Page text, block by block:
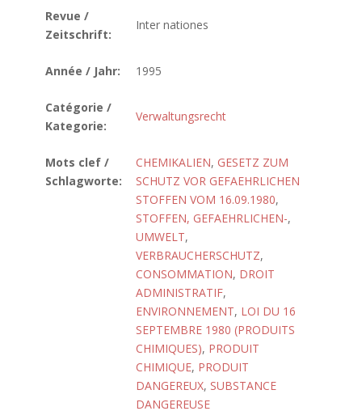
Revue /
Zeitschrift:
Inter nationes
Année / Jahr: 1995
Catégorie /
Kategorie:
Verwaltungsrecht
Mots clef /
Schlagworte:
CHEMIKALIEN, GESETZ ZUM
SCHUTZ VOR GEFAEHRLICHEN
STOFFEN VOM 16.09.1980,
STOFFEN, GEFAEHRLICHEN-,
UMWELT,
VERBRAUCHERSCHUTZ,
CONSOMMATION, DROIT
ADMINISTRATIF,
ENVIRONNEMENT, LOI DU 16
SEPTEMBRE 1980 (PRODUITS
CHIMIQUES), PRODUIT
CHIMIQUE, PRODUIT
DANGEREUX, SUBSTANCE
DANGEREUSE